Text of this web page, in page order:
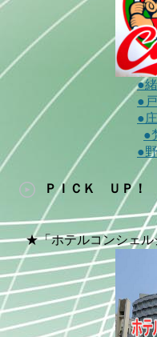
●
●
●
●
●
ＰＩＣＫ ＵＰ！
★「ホテルコンシェル